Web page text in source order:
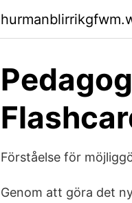
Förståelse för
Genom att göra det